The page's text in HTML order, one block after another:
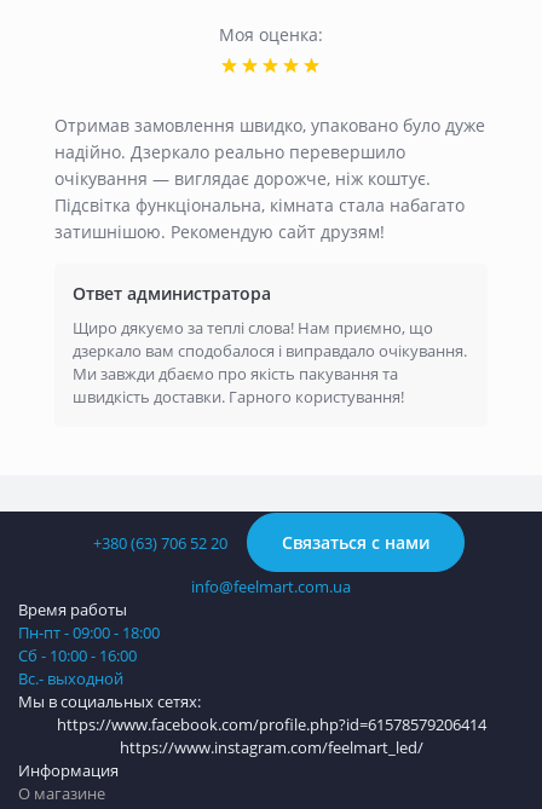
Моя оценка:
Отримав замовлення швидко, упаковано було дуже
надійно. Дзеркало реально перевершило
очікування — виглядає дорожче, ніж коштує.
Підсвітка функціональна, кімната стала набагато
затишнішою. Рекомендую сайт друзям!
Ответ администратора
Щиро дякуємо за теплі слова! Нам приємно, що
дзеркало вам сподобалося і виправдало очікування.
Ми завжди дбаємо про якість пакування та
швидкість доставки. Гарного користування!
+380 (63) 706 52 20 Связаться с нами
info@feelmart.com.ua
Информация
О магазине
Время работы
Пн-пт - 09:00 - 18:00
Сб - 10:00 - 16:00
Вс.- выходной
Мы в социальных сетях:
https://www.facebook.com/profile.php?id=61578579206414
https://www.instagram.com/feelmart_led/